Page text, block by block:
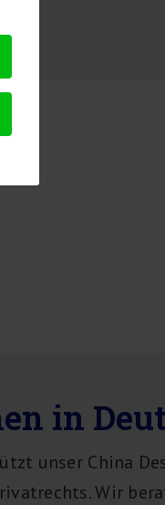
in
unser China
Wir